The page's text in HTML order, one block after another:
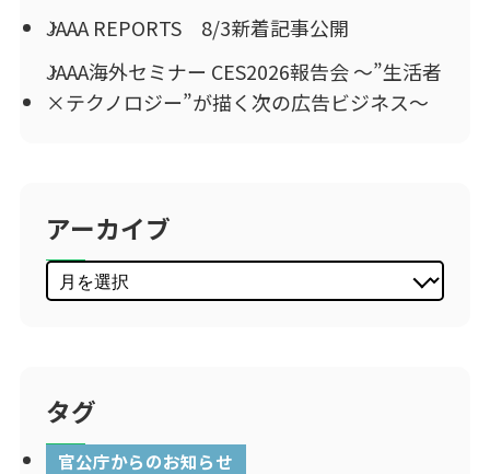
JAAA REPORTS 8/3新着記事公開
JAAA海外セミナー CES2026報告会 ～”生活者
×テクノロジー”が描く次の広告ビジネス～
アーカイブ
タグ
官公庁からのお知らせ